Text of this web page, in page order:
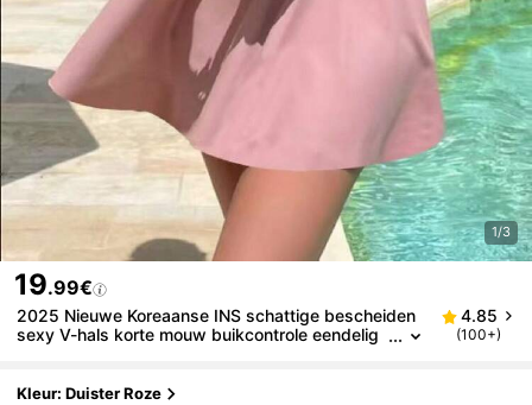
1/3
19.99€
2025 Nieuwe Koreaanse INS schattige bescheiden
sexy V-hals korte mouw buikcontrole eendelig
4.85
(100+)
Kleur: Duister Roze